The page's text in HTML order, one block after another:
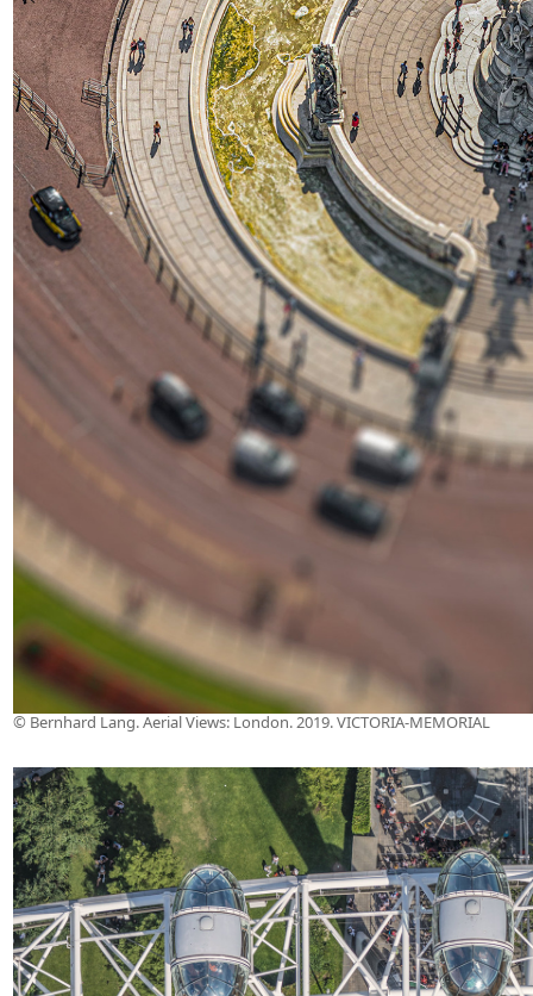
© Bernhard Lang. Aerial Views: London. 2019. VICTORIA-MEMORIAL